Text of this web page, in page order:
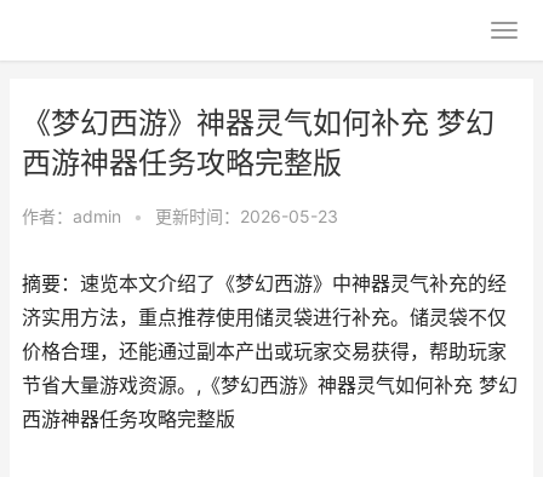
《梦幻西游》神器灵气如何补充 梦幻
西游神器任务攻略完整版
作者： admin • 更新时间：2026-05-23
摘要：速览本文介绍了《梦幻西游》中神器灵气补充的经
济实用方法，重点推荐使用储灵袋进行补充。储灵袋不仅
价格合理，还能通过副本产出或玩家交易获得，帮助玩家
节省大量游戏资源。,《梦幻西游》神器灵气如何补充 梦幻
西游神器任务攻略完整版